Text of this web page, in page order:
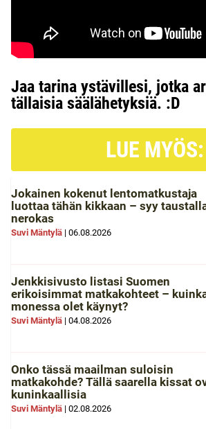
Jaa tarina ystävillesi, jotka
tällaisia säälähetyksiä. :D
LUE MYÖS:
Jokainen kokenut lentomatkustaja
luottaa tähän kikkaan – syy
nerokas
Suvi Mäntylä | 06.08.2026
Jenkkisivusto listasi Suomen
erikoisimmat matkakohteet –
monessa olet käynyt?
Suvi Mäntylä | 04.08.2026
Onko tässä maailman suloisin
matkakohde? Tällä saarella kissat
kuninkaallisia
Suvi Mäntylä | 02.08.2026